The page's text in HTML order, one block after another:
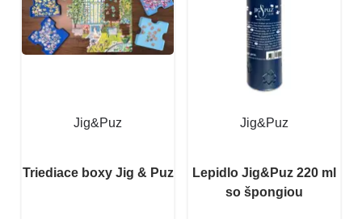
Jig&Puz
Triediace boxy Jig & Puz
Jig&Puz
Lepidlo Jig&Puz 220 ml
so špongiou